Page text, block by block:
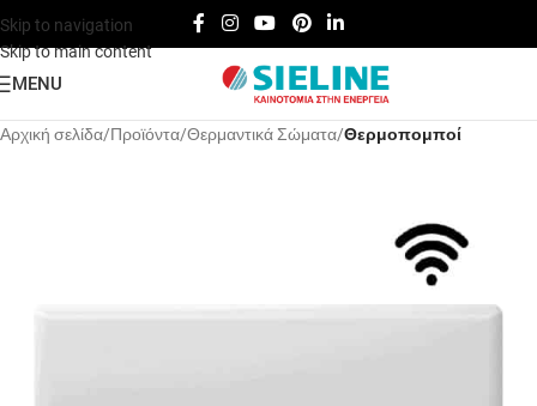
Skip to navigation
Skip to main content
MENU
Αρχική σελίδα Προϊόντα Θερμαντικά Σώματα Θερμοπομποί